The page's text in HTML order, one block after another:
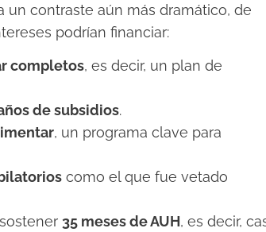
un contraste aún más dramático, de
podrían financiar:
completos, es decir, un plan de
de subsidios.
, un programa clave para
como el que fue vetado
35 meses de AUH, es decir,